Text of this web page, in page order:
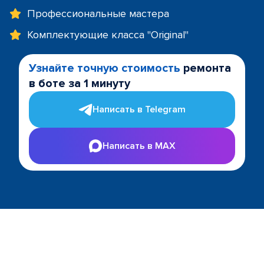
Профессиональные мастера
Комплектующие класса "Original"
Узнайте точную стоимость ремонта
в боте за 1 минуту
Написать в Telegram
Написать в MAX